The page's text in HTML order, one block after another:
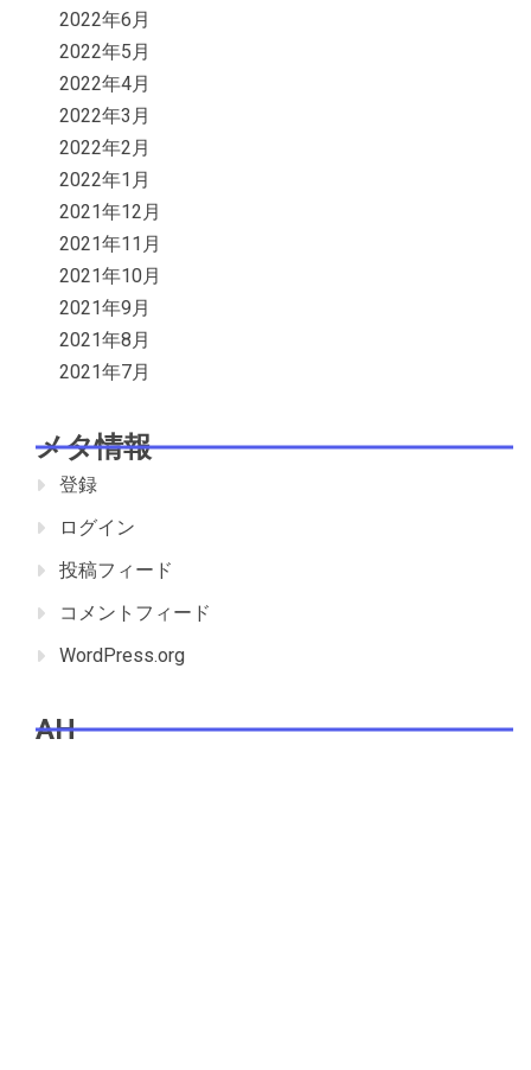
2022年6月
2022年5月
2022年4月
2022年3月
2022年2月
2022年1月
2021年12月
2021年11月
2021年10月
2021年9月
2021年8月
2021年7月
メタ情報
登録
ログイン
投稿フィード
コメントフィード
WordPress.org
AH